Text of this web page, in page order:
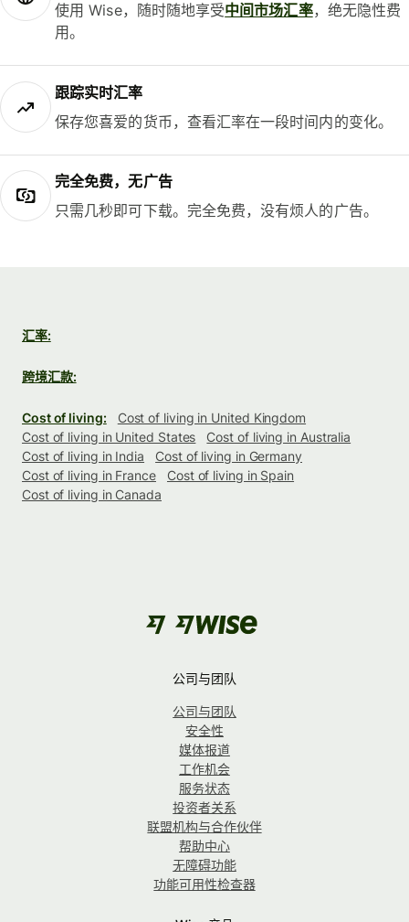
使用 Wise，随时随地享受中间市场汇率，绝无隐性费
用。
跟踪实时汇率
保存您喜爱的货币，查看汇率在一段时间内的变化。
完全免费，无广告
只需几秒即可下载。完全免费，没有烦人的广告。
汇率:
跨境汇款:
Cost of living:
Cost of living in United Kingdom
Cost of living in United States
Cost of living in Australia
Cost of living in India
Cost of living in Germany
Cost of living in France
Cost of living in Spain
Cost of living in Canada
公司与团队
公司与团队
安全性
媒体报道
工作机会
服务状态
投资者关系
联盟机构与合作伙伴
帮助中心
无障碍功能
功能可用性检查器